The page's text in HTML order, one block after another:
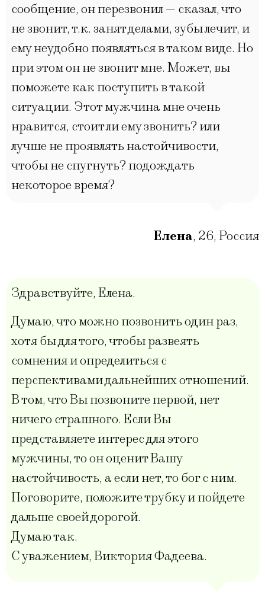
сообщение, он перезвонил — сказал, что
не звонит, т.к. занят делами, зубы лечит, и
ему неудобно появляться в таком виде. Но
при этом он не звонит мне. Может, вы
поможете как поступить в такой
ситуации. Этот мужчина мне очень
нравится, стоит ли ему звонить? или
лучше не проявлять настойчивости,
чтобы не спугнуть? подождать
некоторое время?
Елена, 26, Россия
Здравствуйте, Елена.
Думаю, что можно позвонить один раз,
хотя бы для того, чтобы развеять
сомнения и определиться с
перспективами дальнейших отношений.
В том, что Вы позвоните первой, нет
ничего страшного. Если Вы
представляете интерес для этого
мужчины, то он оценит Вашу
настойчивость, а если нет, то бог с ним.
Поговорите, положите трубку и пойдете
дальше своей дорогой.
Думаю так.
С уважением, Виктория Фадеева.